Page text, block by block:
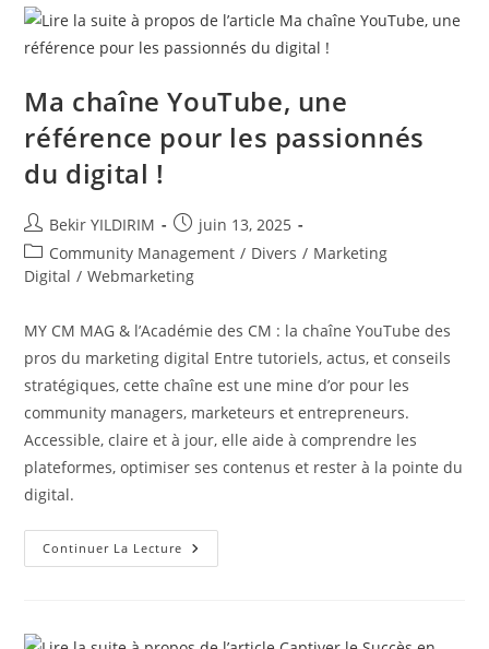
Vers
L’ère
Des
Micro-
Privées
En
Ma chaîne YouTube, une
référence pour les passionnés
du digital !
Auteur/autrice
de
la
publication :
Bekir YILDIRIM
Publication
publiée :
juin 13, 2025
Post
category:
Community Management / Divers / Marketing
Digital / Webmarketing
MY CM MAG & l’Académie des CM : la chaîne YouTube des
pros du marketing digital Entre tutoriels, actus, et conseils
stratégiques, cette chaîne est une mine d’or pour les
community managers, marketeurs et entrepreneurs.
Accessible, claire et à jour, elle aide à comprendre les
plateformes, optimiser ses contenus et rester à la pointe du
digital.
Continuer La Lecture Ma
Chaîne
Les